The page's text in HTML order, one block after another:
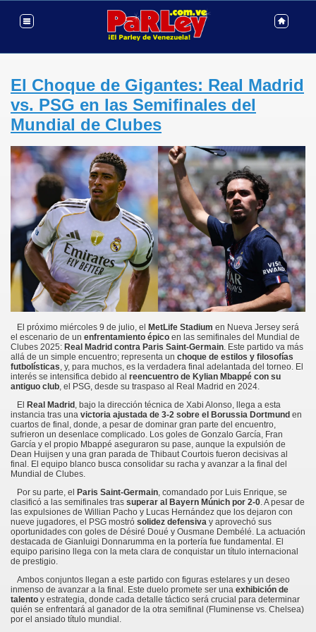
El Choque de Gigantes: Real Madrid
vs. PSG en las Semifinales del
Mundial de Clubes
El próximo miércoles 9 de julio, el MetLife Stadium en Nueva Jersey será
el escenario de un enfrentamiento épico en las semifinales del Mundial de
Clubes 2025: Real Madrid contra Paris Saint-Germain . Este partido va más
allá de un simple encuentro; representa un choque de estilos y filosofías
futbolísticas , y, para muchos, es la verdadera final adelantada del torneo. El
interés se intensifica debido al reencuentro de Kylian Mbappé con su
antiguo club , el PSG, desde su traspaso al Real Madrid en 2024.
El Real Madrid , bajo la dirección técnica de Xabi Alonso, llega a esta
instancia tras una victoria ajustada de 3-2 sobre el Borussia Dortmund en
cuartos de final, donde, a pesar de dominar gran parte del encuentro,
sufrieron un desenlace complicado. Los goles de Gonzalo García, Fran
García y el propio Mbappé aseguraron su pase, aunque la expulsión de
Dean Huijsen y una gran parada de Thibaut Courtois fueron decisivas al
final. El equipo blanco busca consolidar su racha y avanzar a la final del
Mundial de Clubes.
Por su parte, el Paris Saint-Germain , comandado por Luis Enrique, se
clasificó a las semifinales tras superar al Bayern Múnich por 2-0 . A pesar de
las expulsiones de Willian Pacho y Lucas Hernández que los dejaron con
nueve jugadores, el PSG mostró solidez defensiva y aprovechó sus
oportunidades con goles de Désiré Doué y Ousmane Dembélé. La actuación
destacada de Gianluigi Donnarumma en la portería fue fundamental. El
equipo parisino llega con la meta clara de conquistar un título internacional
de prestigio.
Ambos conjuntos llegan a este partido con figuras estelares y un deseo
inmenso de avanzar a la final. Este duelo promete ser una exhibición de
talento y estrategia, donde cada detalle táctico será crucial para determinar
quién se enfrentará al ganador de la otra semifinal (Fluminense vs. Chelsea)
por el ansiado título mundial.